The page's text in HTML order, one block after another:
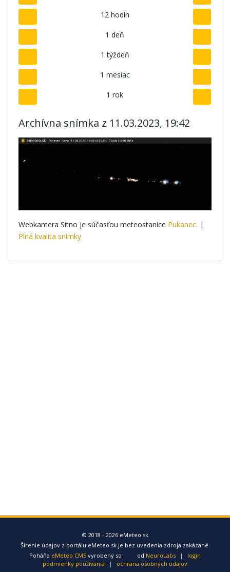
12 hodín
1 deň
1 týždeň
1 mesiac
1 rok
Archívna snímka z 11.03.2023, 19:42
Webkamera Sitno je súčasťou meteostanice Pukanec. |
Plná kvalita snímky
© 2018 - 2026 eMeteo.sk
Šírenie údajov z portálu eMeteo.sk je bez uvedenia zdroja zakázané.
Poháňa eMeteo CMS vyrobený so od NeuroLabs |
login
podmienky používania
| ochrana osobných údajov